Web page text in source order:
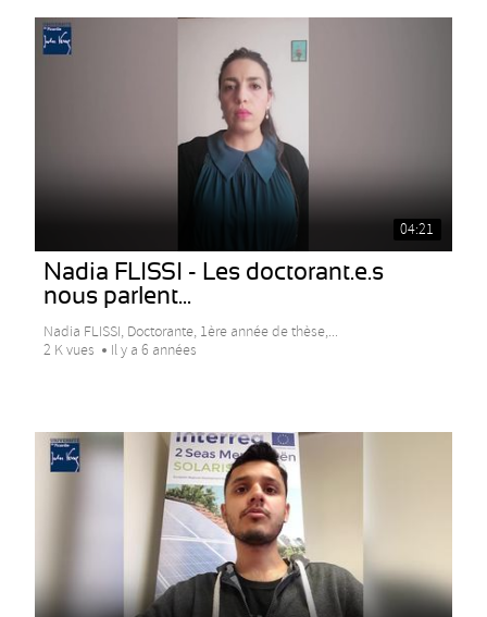
04:21
Nadia FLISSI - Les doctorant.e.s
nous parlent...
Nadia FLISSI, Doctorante, 1ère année de thèse,...
2 K vues
Il y a 6 années